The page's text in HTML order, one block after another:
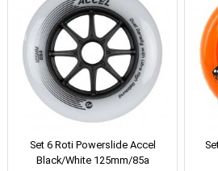
Set 6 Roti Powerslide Accel
Black/White 125mm/85a